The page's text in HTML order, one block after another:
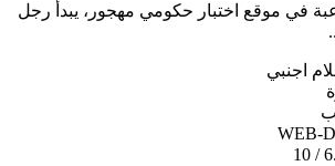
في موقع اختبار حكومي مهجور، يبدأ رجل
اجنبي
WEB-